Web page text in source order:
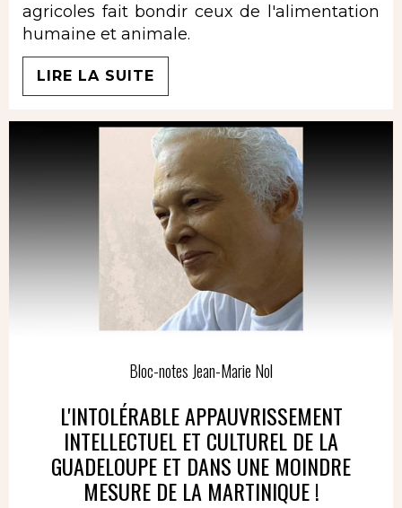
agricoles fait bondir ceux de l'alimentation
humaine et animale.
LIRE LA SUITE
Bloc-notes Jean-Marie Nol
L'INTOLÉRABLE APPAUVRISSEMENT
INTELLECTUEL ET CULTUREL DE LA
GUADELOUPE ET DANS UNE MOINDRE
MESURE DE LA MARTINIQUE !